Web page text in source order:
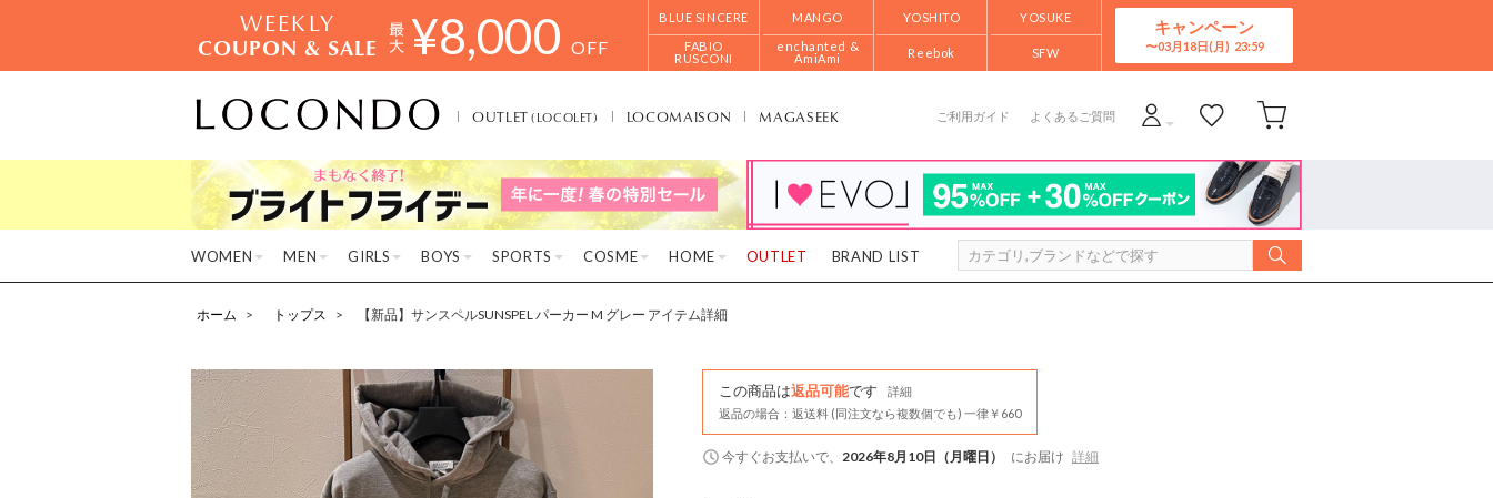
WEEKLY
COUPON & SALE ¥8,000 OFF
BLUE SINCERE MANGO YOSHITO YOSUKE
FABIO
RUSCONI
enchanted &
AmiAmi
Reebok SFW
キャンペーン
03月18日(月)
OUTLET(LOCOLET) LOCOMAISON MAGASEEK ご利用ガイド よくあるご質問
WOMEN MEN GIRLS BOYS SPORTS COSME HOME OUTLET BRAND LIST
ホーム トップス 【新品】サンスペルSUNSPEL パーカー M グレー アイテム詳細
この商品は返品可能です
詳細
返品の場合：返送料 (同注文なら複数個でも) 一律￥660
今すぐお支払いで、 2026年8月10日（月曜日） にお届け 詳細